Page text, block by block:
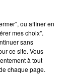
DU
ou affiner en
mes choix".
sans
ce site. Vous
à tout
chaque page.